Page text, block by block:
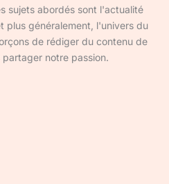
sujets abordés sont l'actualité
plus généralement, l'univers du
de rédiger du contenu de
notre passion.